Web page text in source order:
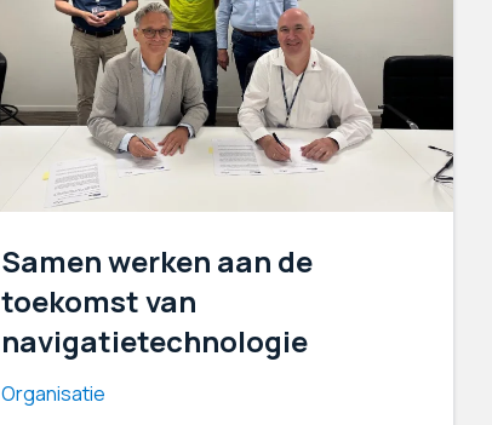
Samen werken aan de
toekomst van
navigatietechnologie
Organisatie